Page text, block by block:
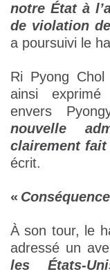
notre État à
de violation
a poursuivi le
Ri Pyong
ainsi
envers
nouvelle
clairement
écrit.
«
À son tour, le
adressé un
les États-